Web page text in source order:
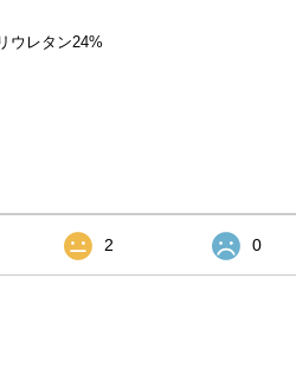
ウレタン24%
2 0